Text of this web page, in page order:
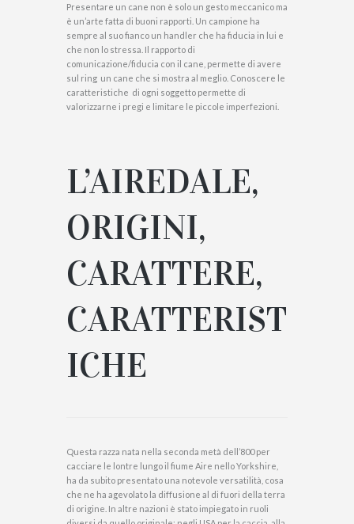
Presentare un cane non è solo un gesto meccanico ma
è un’arte fatta di buoni rapporti. Un campione ha
sempre al suo fianco un handler che ha fiducia in lui e
che non lo stressa. Il rapporto di
comunicazione/fiducia con il cane, permette di avere
sul ring un cane che si mostra al meglio. Conoscere le
caratteristiche di ogni soggetto permette di
valorizzarne i pregi e limitare le piccole imperfezioni.
L’AIREDALE,
ORIGINI,
CARATTERE,
CARATTERIST
ICHE
Questa razza nata nella seconda metà dell’800 per
cacciare le lontre lungo il fiume Aire nello Yorkshire,
ha da subito presentato una notevole versatilità, cosa
che ne ha agevolato la diffusione al di fuori della terra
di origine. In altre nazioni è stato impiegato in ruoli